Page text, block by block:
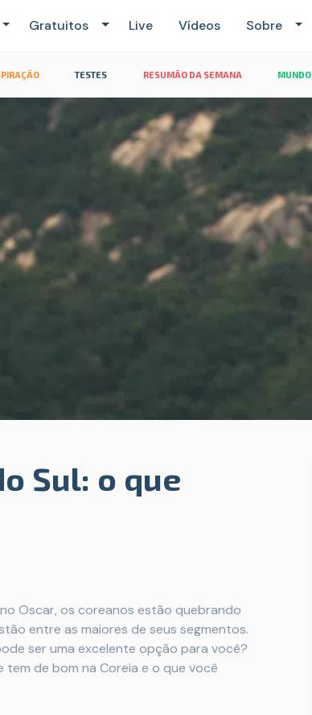
Gratuitos Live Vídeos Sobre
TESTES RESUMÃO DA SEMANA MUNDO
Sul: o que
Oscar, os coreanos estão quebrando
entre as maiores de seus segmentos.
ser uma excelente opção para você?
de bom na Coreia e o que você